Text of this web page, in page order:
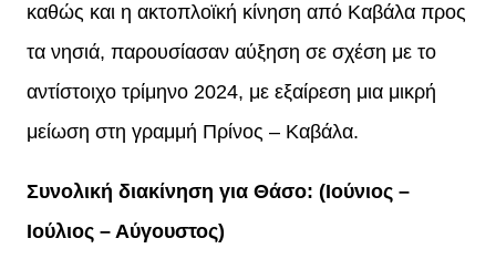
καθώς και η ακτοπλοϊκή κίνηση από Καβάλα προς
τα νησιά, παρουσίασαν αύξηση σε σχέση με το
αντίστοιχο τρίμηνο 2024, με εξαίρεση μια μικρή
μείωση στη γραμμή Πρίνος – Καβάλα.
Συνολική διακίνηση για Θάσο: (Ιούνιος –
Ιούλιος – Αύγουστος)